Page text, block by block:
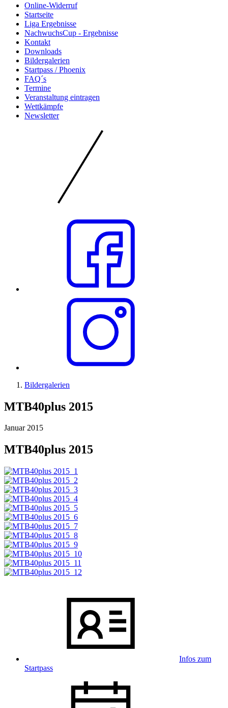
Online-Widerruf
Startseite
Liga Ergebnisse
NachwuchsCup - Ergebnisse
Kontakt
Downloads
Bildergalerien
Startpass / Phoenix
FAQ´s
Termine
Veranstaltung eintragen
Wettkämpfe
Newsletter
Bildergalerien
MTB40plus 2015
Januar 2015
MTB40plus 2015
Infos zum
Startpass